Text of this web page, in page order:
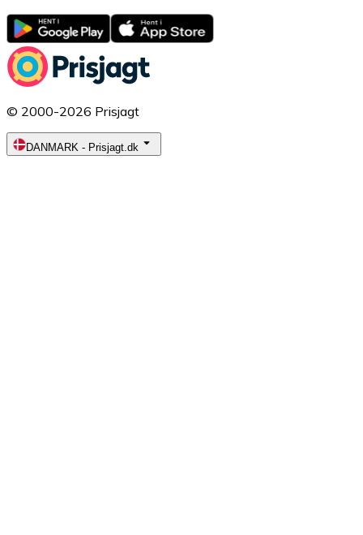
© 2000-2026 Prisjagt
DANMARK - Prisjagt.dk